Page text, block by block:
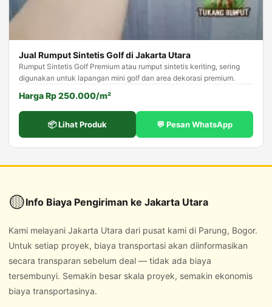
Jual Rumput Sintetis Golf di Jakarta Utara
Rumput Sintetis Golf Premium atau rumput sintetis keriting, sering
digunakan untuk lapangan mini golf dan area dekorasi premium.
Harga Rp 250.000/m²
📦 Lihat Produk 💬 Pesan WhatsApp
🟡Info Biaya Pengiriman ke Jakarta Utara
Kami melayani Jakarta Utara dari pusat kami di Parung, Bogor.
Untuk setiap proyek, biaya transportasi akan diinformasikan
secara transparan sebelum deal — tidak ada biaya
tersembunyi. Semakin besar skala proyek, semakin ekonomis
biaya transportasinya.